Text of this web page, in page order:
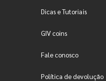
Dicas e Tutoriais
GIV coins
Fale conosco
Política de devolução